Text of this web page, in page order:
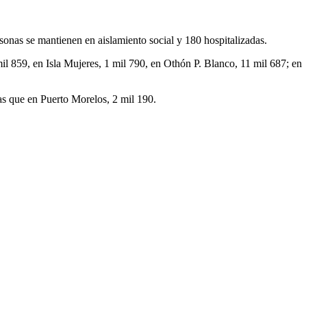
se mantienen en aislamiento social y 180 hospitalizadas.
859, en Isla Mujeres, 1 mil 790, en Othón P. Blanco, 11 mil 687; en
que en Puerto Morelos, 2 mil 190.